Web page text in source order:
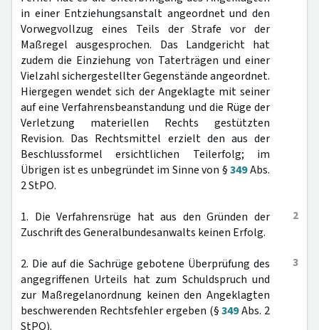
in einer Entziehungsanstalt angeordnet und den
Vorwegvollzug eines Teils der Strafe vor der
Maßregel ausgesprochen. Das Landgericht hat
zudem die Einziehung von Taterträgen und einer
Vielzahl sichergestellter Gegenstände angeordnet.
Hiergegen wendet sich der Angeklagte mit seiner
auf eine Verfahrensbeanstandung und die Rüge der
Verletzung materiellen Rechts gestützten
Revision. Das Rechtsmittel erzielt den aus der
Beschlussformel ersichtlichen Teilerfolg; im
Übrigen ist es unbegründet im Sinne von §349Abs.
2 StPO.
2
1. Die Verfahrensrüge hat aus den Gründen der
Zuschrift des Generalbundesanwalts keinen Erfolg.
3
2. Die auf die Sachrüge gebotene Überprüfung des
angegriffenen Urteils hat zum Schuldspruch und
zur Maßregelanordnung keinen den Angeklagten
beschwerenden Rechtsfehler ergeben (§349Abs. 2
StPO).